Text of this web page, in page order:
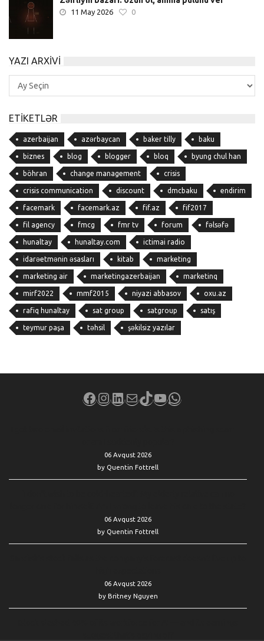
11 May 2026 0
YAZI ARXIVI
Yazı
Arxivi
ETIKETLƏR
azerbaijan azərbaycan baker tilly baku
biznes blog blogger bloq byung chul han
böhran change management crisis
crisis communication discount dmcbaku endirim
facemark facemark.az fif.az fif2017
fil agency fmcg fmr tv forum fəlsəfə
hunaltay hunaltay.com ictimai radio
idarəetmənin əsasları kitab marketing
marketing air marketingazerbaijan marketinq
mirf2022 mmf2015 niyazi abbasov oxu.az
rafiq hunaltay sat group satgroup satış
teymur paşa təhsil şəkilsiz yazılar
Facebook
Instagram
LinkedIn
MailTikTok
YouTube
WhatsApp
06 Avqust 2026
by Quentin Fottrell
06 Avqust 2026
by Quentin Fottrell
06 Avqust 2026
by Britney Nguyen